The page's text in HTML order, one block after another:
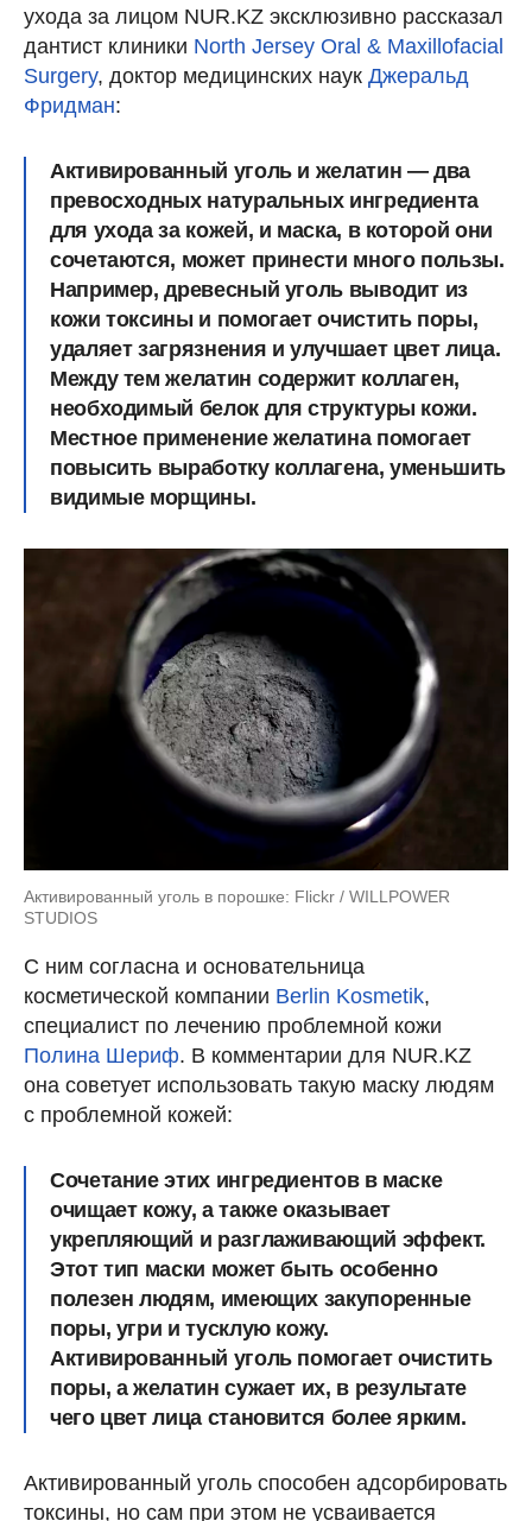
ухода за лицом NUR.KZ эксклюзивно рассказал
дантист клиники North Jersey Oral & Maxillofacial
Surgery, доктор медицинских наук Джеральд
Фридман:
Активированный уголь и желатин — два
превосходных натуральных ингредиента
для ухода за кожей, и маска, в которой они
сочетаются, может принести много пользы.
Например, древесный уголь выводит из
кожи токсины и помогает очистить поры,
удаляет загрязнения и улучшает цвет лица.
Между тем желатин содержит коллаген,
необходимый белок для структуры кожи.
Местное применение желатина помогает
повысить выработку коллагена, уменьшить
видимые морщины.
Активированный уголь в порошке: Flickr / WILLPOWER
STUDIOS
С ним согласна и основательница
косметической компании Berlin Kosmetik,
специалист по лечению проблемной кожи
Полина Шериф. В комментарии для NUR.KZ
она советует использовать такую маску людям
с проблемной кожей:
Сочетание этих ингредиентов в маске
очищает кожу, а также оказывает
укрепляющий и разглаживающий эффект.
Этот тип маски может быть особенно
полезен людям, имеющих закупоренные
поры, угри и тусклую кожу.
Активированный уголь помогает очистить
поры, а желатин сужает их, в результате
чего цвет лица становится более ярким.
Активированный уголь способен адсорбировать
токсины, но сам при этом не усваивается